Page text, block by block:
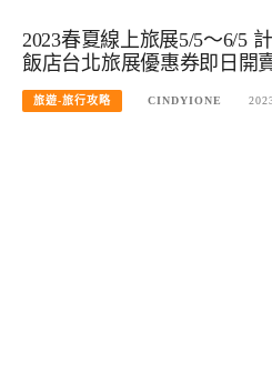
2023春夏線上旅展5/5～6/5
飯店台北旅展優惠券即日開
旅遊-旅行攻略 CINDYIONE